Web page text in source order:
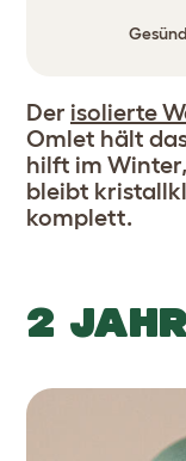
Der isolierte
Omlet hält
hilft im
bleibt
komplett.
2